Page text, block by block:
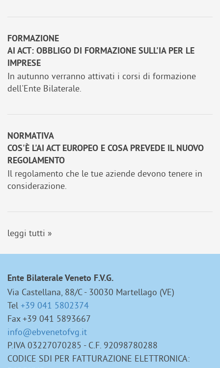
FORMAZIONE
AI ACT: OBBLIGO DI FORMAZIONE SULL'IA PER LE
IMPRESE
In autunno verranno attivati i corsi di formazione
dell'Ente Bilaterale.
NORMATIVA
COS'È L'AI ACT EUROPEO E COSA PREVEDE IL NUOVO
REGOLAMENTO
Il regolamento che le tue aziende devono tenere in
considerazione.
leggi tutti »
Ente Bilaterale Veneto F.V.G.
Via Castellana, 88/C - 30030 Martellago (VE)
Tel +39 041 5802374
Fax +39 041 5893667
info@ebvenetofvg.it
P.IVA 03227070285 - C.F. 92098780288
CODICE SDI PER FATTURAZIONE ELETTRONICA: